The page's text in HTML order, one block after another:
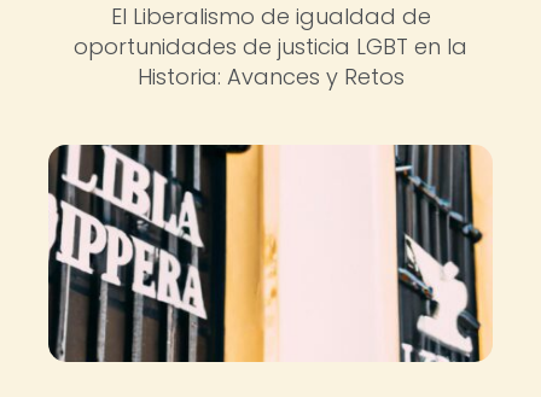
El Liberalismo de igualdad de
oportunidades de justicia LGBT en la
Historia: Avances y Retos